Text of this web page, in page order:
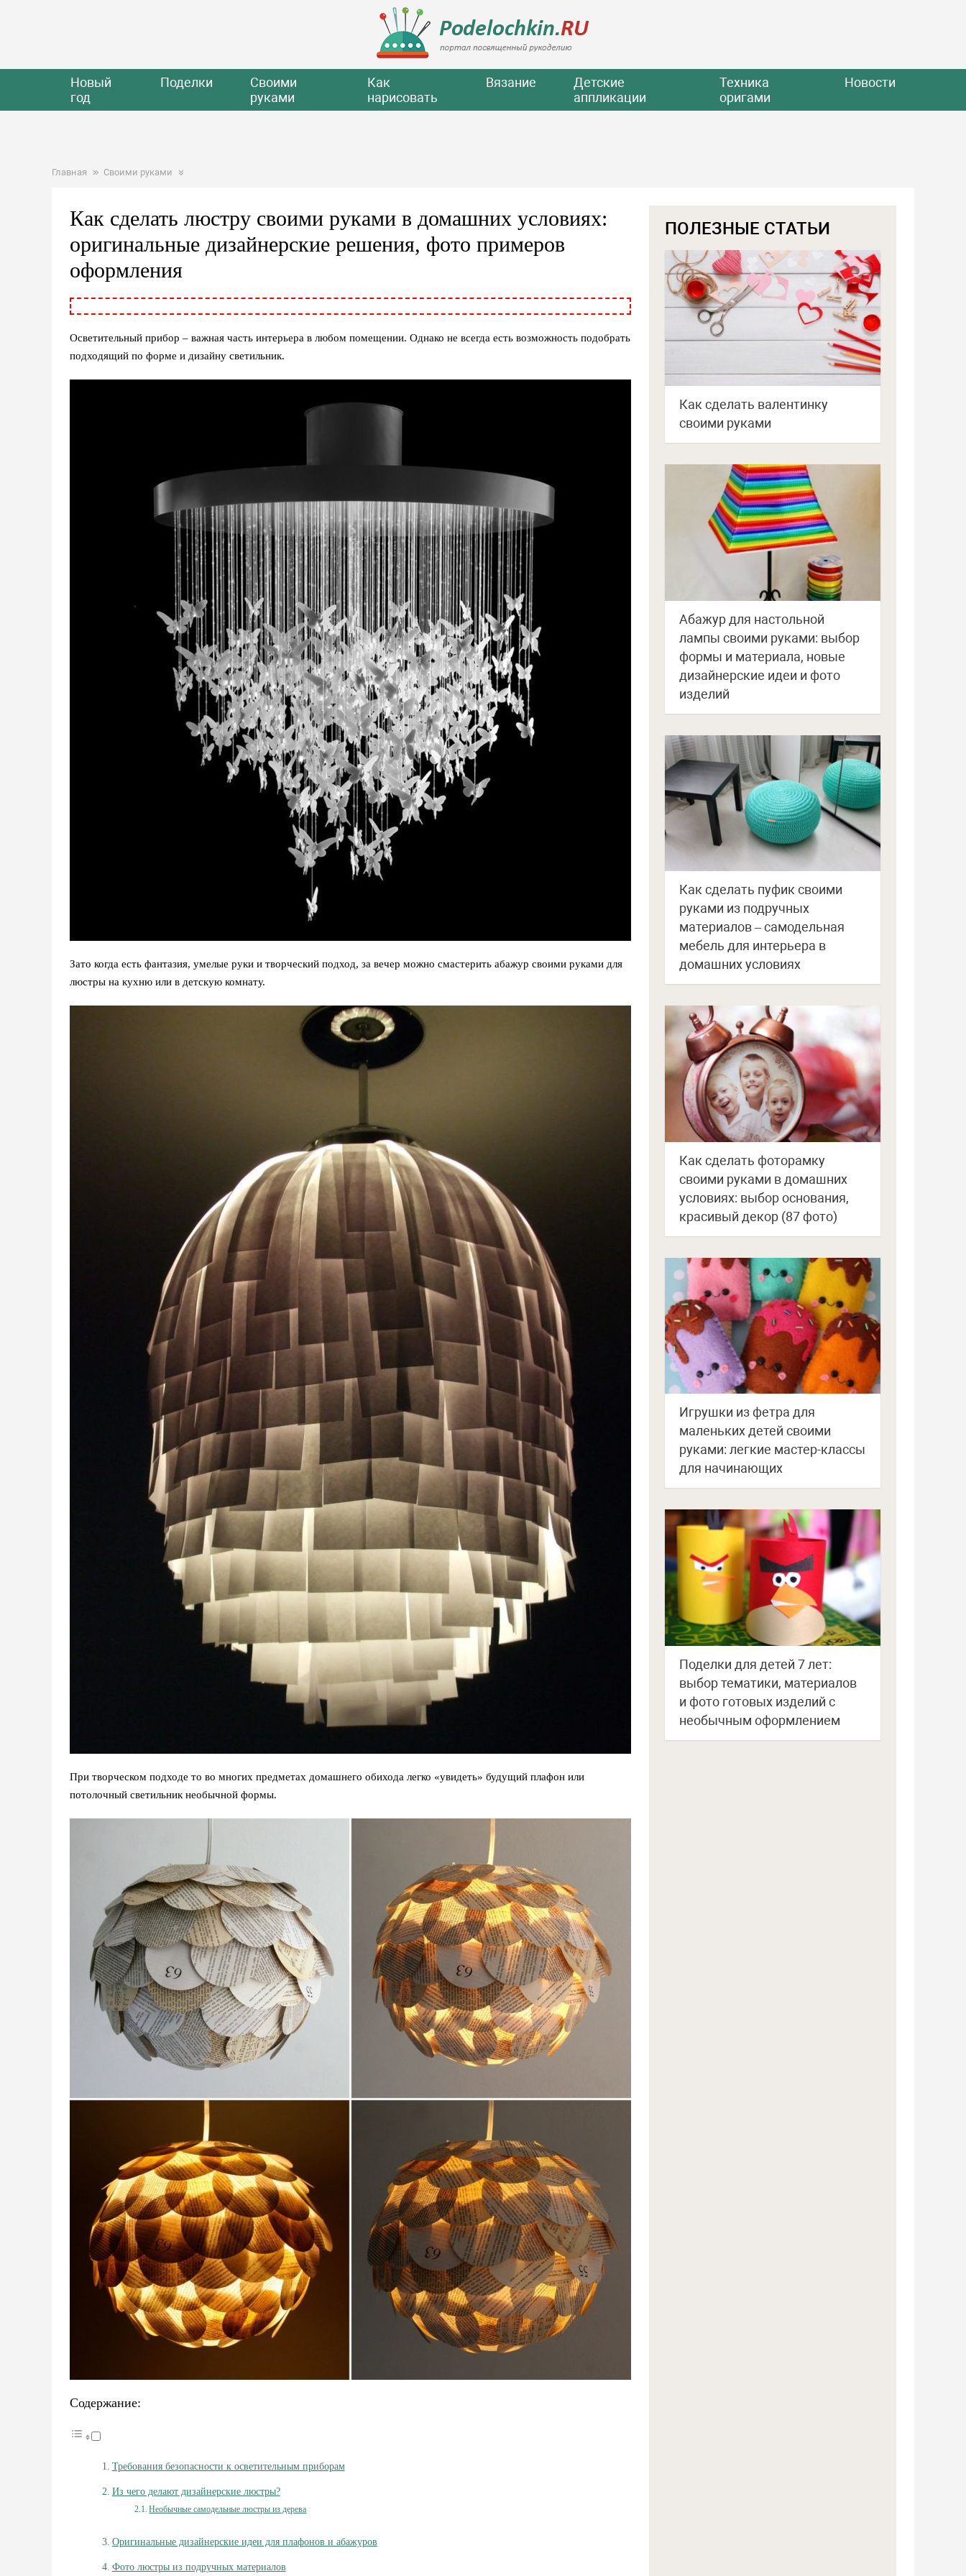
Новый
год
Поделки
Своими
руками
Как
нарисовать
Вязание
Детские
аппликации
Техника
оригами
Новости
Главная Своими руками
Как сделать люстру своими руками в домашних условиях:
оригинальные дизайнерские решения, фото примеров
оформления
Осветительный прибор – важная часть интерьера в любом помещении. Однако не всегда есть возможность подобрать
подходящий по форме и дизайну светильник.
Зато когда есть фантазия, умелые руки и творческий подход, за вечер можно смастерить абажур своими руками для
люстры на кухню или в детскую комнату.
При творческом подходе то во многих предметах домашнего обихода легко «увидеть» будущий плафон или
потолочный светильник необычной формы.
Содержание:
Требования безопасности к осветительным приборам
Из чего делают дизайнерские люстры?
Необычные самодельные люстры из дерева
Оригинальные дизайнерские идеи для плафонов и абажуров
Фото люстры из подручных материалов
ПОЛЕЗНЫЕ СТАТЬИ
Как сделать валентинку
своими руками
Абажур для настольной
лампы своими руками: выбор
формы и материала, новые
дизайнерские идеи и фото
изделий
Как сделать пуфик своими
руками из подручных
материалов – самодельная
мебель для интерьера в
домашних условиях
Как сделать фоторамку
своими руками в домашних
условиях: выбор основания,
красивый декор (87 фото)
Игрушки из фетра для
маленьких детей своими
руками: легкие мастер-классы
для начинающих
Поделки для детей 7 лет:
выбор тематики, материалов
и фото готовых изделий с
необычным оформлением